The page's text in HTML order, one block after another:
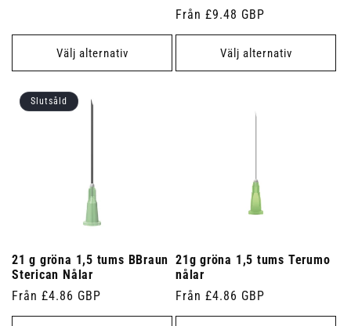
Välj alternativ
Ordinarie
pris
Från £9.48 GBP
Välj alternativ
Slutsåld
21 g gröna 1,5 tums BBraun
Sterican Nålar
Ordinarie
pris
Från £4.86 GBP
21g gröna 1,5 tums Terumo
nålar
Ordinarie
pris
Från £4.86 GBP